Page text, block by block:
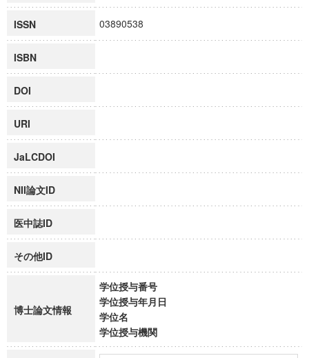
ISSN 03890538
ISBN
DOI
URI
JaLCDOI
NII論文ID
医中誌ID
その他ID
博士論文情報
学位授与番号
学位授与年月日
学位名
学位授与機関